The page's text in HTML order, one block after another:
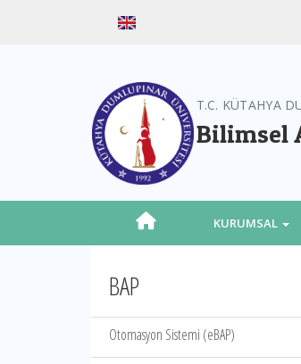
T.C. KÜTAHYA
Bilimsel
KURUMSAL
BAP
Otomasyon Sistemi (eBAP)